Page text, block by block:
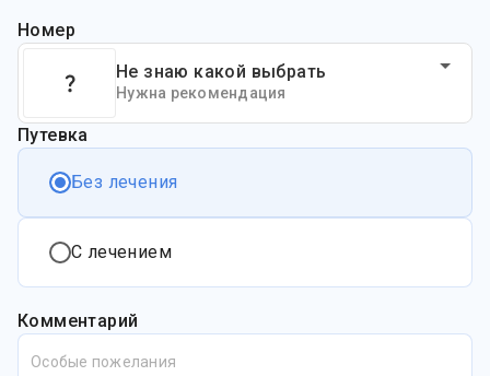
Номер
Не знаю какой выбрать
Нужна рекомендация
Путевка
Без лечения
С лечением
Комментарий
Особые пожелания